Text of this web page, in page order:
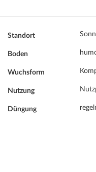
Standort
Boden
Wuchsform
Nutzung
Düngung